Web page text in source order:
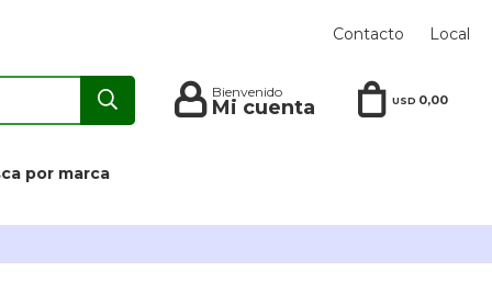
por marca
USD 0,00
Contacto Local